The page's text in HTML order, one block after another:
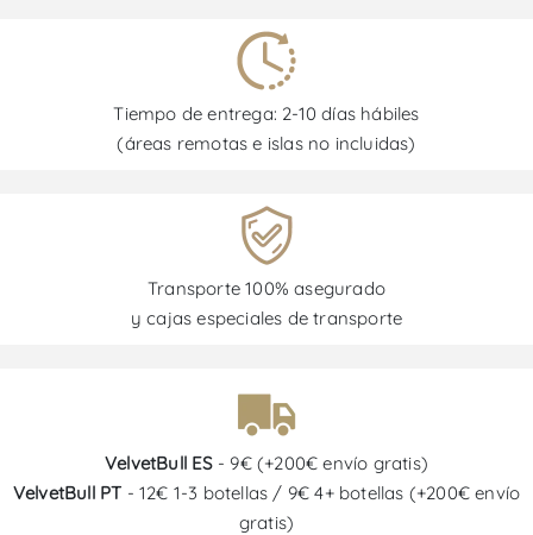
Tiempo de entrega: 2-10 días hábiles
(áreas remotas e islas no incluidas)
Transporte 100% asegurado
y cajas especiales de transporte
VelvetBull ES- 9€ (+200€ envío gratis)
VelvetBull PT - 12€ 1-3 botellas / 9€ 4+ botellas (+200€ envío
gratis)